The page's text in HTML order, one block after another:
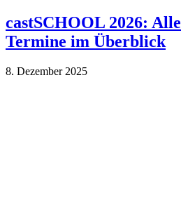
castSCHOOL 2026: Alle
Termine im Überblick
8. Dezember 2025